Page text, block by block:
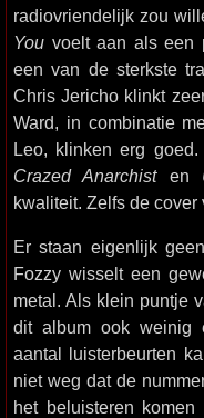
radiovriendelijk zou
You voelt aan als een
een van de sterkste
Chris Jericho klinkt
Ward, in combinatie
Leo, klinken erg
Crazed Anarchist en
kwaliteit. Zelfs de cover
Er staan eigenlijk
Fozzy wisselt een
metal. Als klein puntje
dit album ook weinig
aantal luisterbeurten
niet weg dat de
het beluisteren